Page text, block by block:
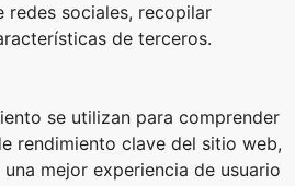
redes sociales, recopilar
de terceros.
se utilizan para comprender
rendimiento clave del sitio web,
mejor experiencia de usuario